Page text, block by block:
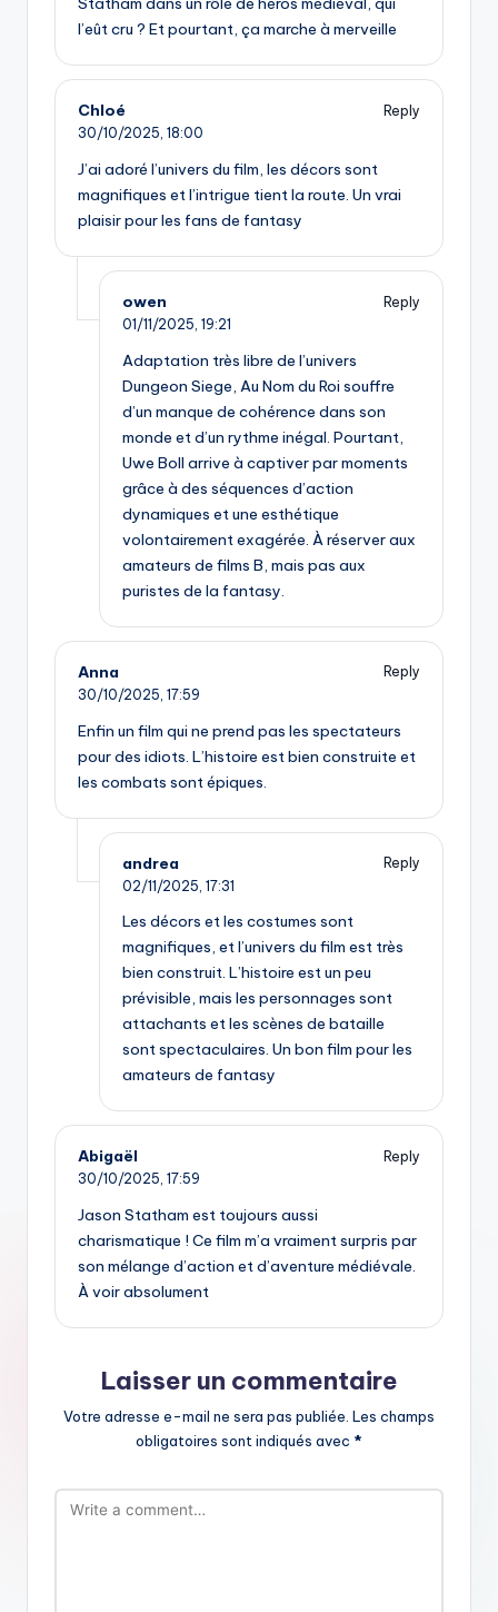
l’eût cru ? Et pourtant, ça marche à merveille
Chloé
Reply
30/10/2025, 18:00
J’ai adoré l’univers du film, les décors sont
magnifiques et l’intrigue tient la route. Un vrai
plaisir pour les fans de fantasy
owen
Reply
01/11/2025, 19:21
Adaptation très libre de l’univers
Dungeon Siege, Au Nom du Roi souffre
d’un manque de cohérence dans son
monde et d’un rythme inégal. Pourtant,
Uwe Boll arrive à captiver par moments
grâce à des séquences d’action
dynamiques et une esthétique
volontairement exagérée. À réserver aux
amateurs de films B, mais pas aux
puristes de la fantasy.
Anna
Reply
30/10/2025, 17:59
Enfin un film qui ne prend pas les spectateurs
pour des idiots. L’histoire est bien construite et
les combats sont épiques.
andrea
Reply
02/11/2025, 17:31
Les décors et les costumes sont
magnifiques, et l’univers du film est très
bien construit. L’histoire est un peu
prévisible, mais les personnages sont
attachants et les scènes de bataille
sont spectaculaires. Un bon film pour les
amateurs de fantasy
Abigaël
Reply
30/10/2025, 17:59
Jason Statham est toujours aussi
charismatique ! Ce film m’a vraiment surpris par
son mélange d’action et d’aventure médiévale.
À voir absolument
Laisser un commentaire
Votre adresse e-mail ne sera pas publiée. Les champs
obligatoires sont indiqués avec *